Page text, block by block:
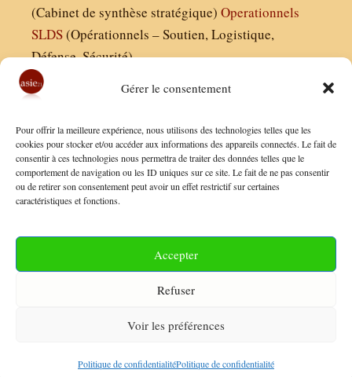
Gérer le consentement
Pour offrir la meilleure expérience, nous utilisons des technologies telles que les
cookies pour stocker et/ou accéder aux informations des appareils connectés. Le fait de
consentir à ces technologies nous permettra de traiter des données telles que le
comportement de navigation ou les ID uniques sur ce site. Le fait de ne pas consentir
ou de retirer son consentement peut avoir un effet restrictif sur certaines
caractéristiques et fonctions.
Accepter
Refuser
Voir les préférences
Politique de confidentialitéPolitique de confidentialité
(Cabinet de synthèse stratégique) Operationnels
SLDS(Opérationnels – Soutien, Logistique,
Défense, Sécurité)
Finaldées EURL
Siège social : 13 avenue Boudon, 75016, Paris
Nous contacter
Conditions Générales de Vente
Politique de Confidentialité
© 2026 Asie21• Construit avec GeneratePress